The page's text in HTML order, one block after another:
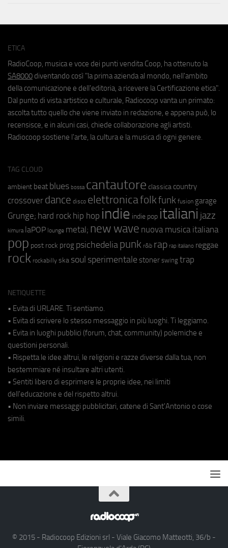
ETICA
RadioCoop, musica e voce dei punti vendita Coop, ha ottenuto la
SA8000 diventando così "la prima azienda al mondo, nell'ambito
della comunicazione e dell'editoria, a ricevere la Certificazione etica".
Dal punto di vista artistico e culturale, Radiocoop vanta un primato:
ascolta tutto quello che viene inviato in redazione, e appena può, lo
recensisce, e in alcuni casi, chiede collaborazione agli artisti.
Radiocoop sostiene l'arte, la cultura e la musica di ogni genere.
TAG CLOUD
ambient beat blues bossa cantautore classica country
crossover dance disco elettronicafolkfunk fusion garage
Grunge; hard rock hip hop indie indie pop italiani jazz
kimura laPOP lounge metal; new wave nuova musica italiana
pop post rock prog psichedeliapunk r&b rap rap italiano reggae
rock rockabilly ska soul sperimentale stoner swing trap
NETIQUETTE
• Evita di URLARE. Ti sentiamo.
• Evita di scrivere lo stesso messaggio in più luoghi. Ti leggiamo.
• Evita in luoghi pubblici (forum, chat, community) polemiche e
questioni personali.
• Rispetta le idee altrui, le religioni e razze diverse dalla tua, non
bestemmiare né insultare altri utenti.
• Sentiti libero di esprimere le proprie idee, nei limiti
dell'educazione e del rispetto altrui.
• Non inviare messaggi pubblicitari, catene di Sant'Antonio o cose
simili.
© 2015 - Radiocoop Edizioni srl - Viale Giacomo Matteotti, 36/b -